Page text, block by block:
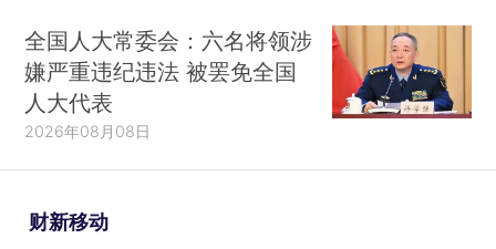
全国人大常委会：六名将领涉
嫌严重违纪违法 被罢免全国
人大代表
2026年08月08日
财新移动